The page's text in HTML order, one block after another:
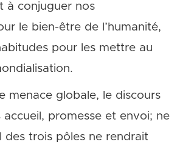
à conjuguer nos
le bien-être de l’humanité,
pour les mettre au
menace globale, le discours
promesse et envoi; ne
des trois pôles ne rendrait